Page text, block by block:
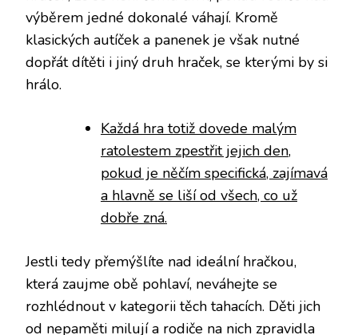
výběrem jedné dokonalé váhají. Kromě
klasických autíček a panenek je však nutné
dopřát dítěti i jiný druh hraček, se kterými by si
hrálo.
Každá hra totiž dovede malým
ratolestem zpestřit jejich den,
pokud je něčím specifická, zajímavá
a hlavně se liší od všech, co už
dobře zná.
Jestli tedy přemýšlíte nad ideální hračkou,
která zaujme obě pohlaví, neváhejte se
rozhlédnout v kategorii těch tahacích. Děti jich
od nepaměti milují a rodiče na nich zpravidla